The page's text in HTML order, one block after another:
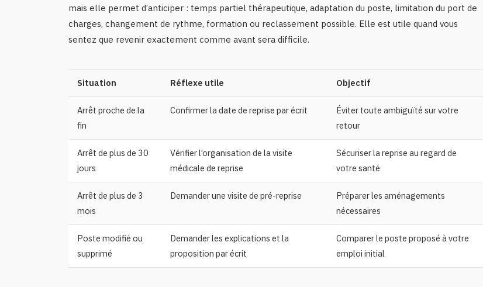
mais elle permet d’anticiper : temps partiel thérapeutique, adaptation du poste, limitation du port de
charges, changement de rythme, formation ou reclassement possible. Elle est utile quand vous
sentez que revenir exactement comme avant sera difficile.
Situation Réflexe utile Objectif
Arrêt proche de la
fin
Confirmer la date de reprise par écrit
Éviter toute ambiguïté sur votre
retour
Arrêt de plus de 30
jours
Vérifier l’organisation de la visite
médicale de reprise
Sécuriser la reprise au regard de
votre santé
Arrêt de plus de 3
mois
Demander une visite de pré-reprise
Préparer les aménagements
nécessaires
Poste modifié ou
supprimé
Demander les explications et la
proposition par écrit
Comparer le poste proposé à votre
emploi initial